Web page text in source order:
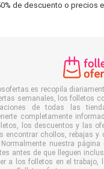
de descuento o precios
recopila
semanales, los folletos
de todas las
completamente
los descuentos y las
encontrar chollos, rebajas
Normalmente nuestra
antes de que lleguen
a los folletos en el trabajo,